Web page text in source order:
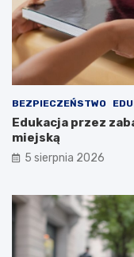
BEZPIECZEŃSTWO
Edukacja przez
miejską
5 sierpnia 2026